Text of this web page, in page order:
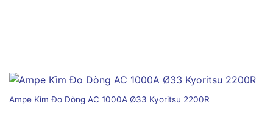
Ampe Kìm Đo Dòng AC 1000A Ø33 Kyoritsu 2200R